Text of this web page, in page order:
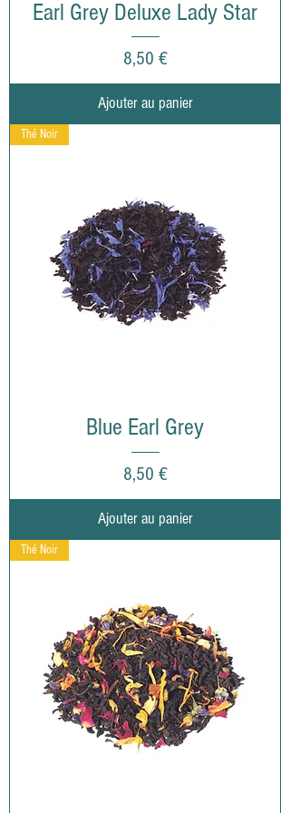
Earl Grey Deluxe Lady Star
Prix
8,50 €
Ajouter au panier
Thé Noir
Blue Earl Grey
Prix
8,50 €
Ajouter au panier
Thé Noir